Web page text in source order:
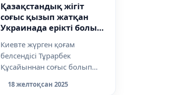
Қазақстандық жігіт
соғыс қызып жатқан
Украинада ерікті болып
Киевте жүрген қоғам
белсендісі Тұрарбек
Құсайыннан соғыс болып
жағдай туралы сұрадық...
18 желтоқсан 2025